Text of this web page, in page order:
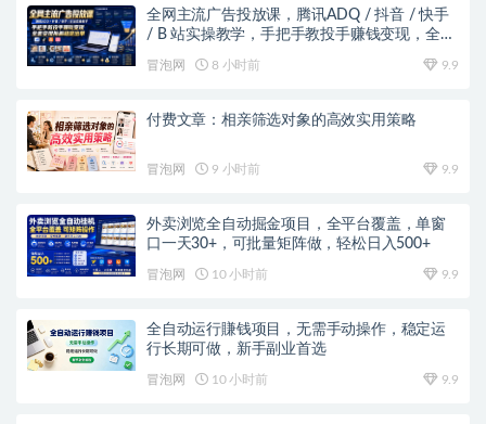
全网主流广告投放课，腾讯ADQ / 抖音 / 快手
/ B 站实操教学，手把手教投手赚钱变现，全套
冒泡网 8 小时前 9.9
付费文章：相亲筛选对象的高效实用策略
冒泡网 9 小时前 9.9
外卖浏览全自动掘金项目，全平台覆盖，单窗
口一天30+，可批量矩阵做，轻松日入500+
冒泡网 10 小时前 9.9
全自动运行賺钱项目，无需手动操作，稳定运
行长期可做，新手副业首选
冒泡网 10 小时前 9.9